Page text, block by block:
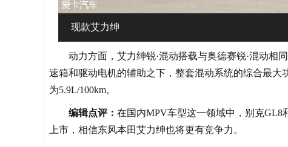
现款艾力绅
动力方面，艾力绅锐·混动搭载与奥德赛锐·混动相
速箱和驱动电机的辅助之下，整套混动系统的综合最大
为5.9L/100km。
编辑点评： 在国内MPV车型这一领域中，别克GL8
上市，相信东风本田艾力绅也将更有竞争力。